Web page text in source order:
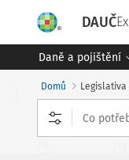
DAUČ
Daně a pojištění
Domů